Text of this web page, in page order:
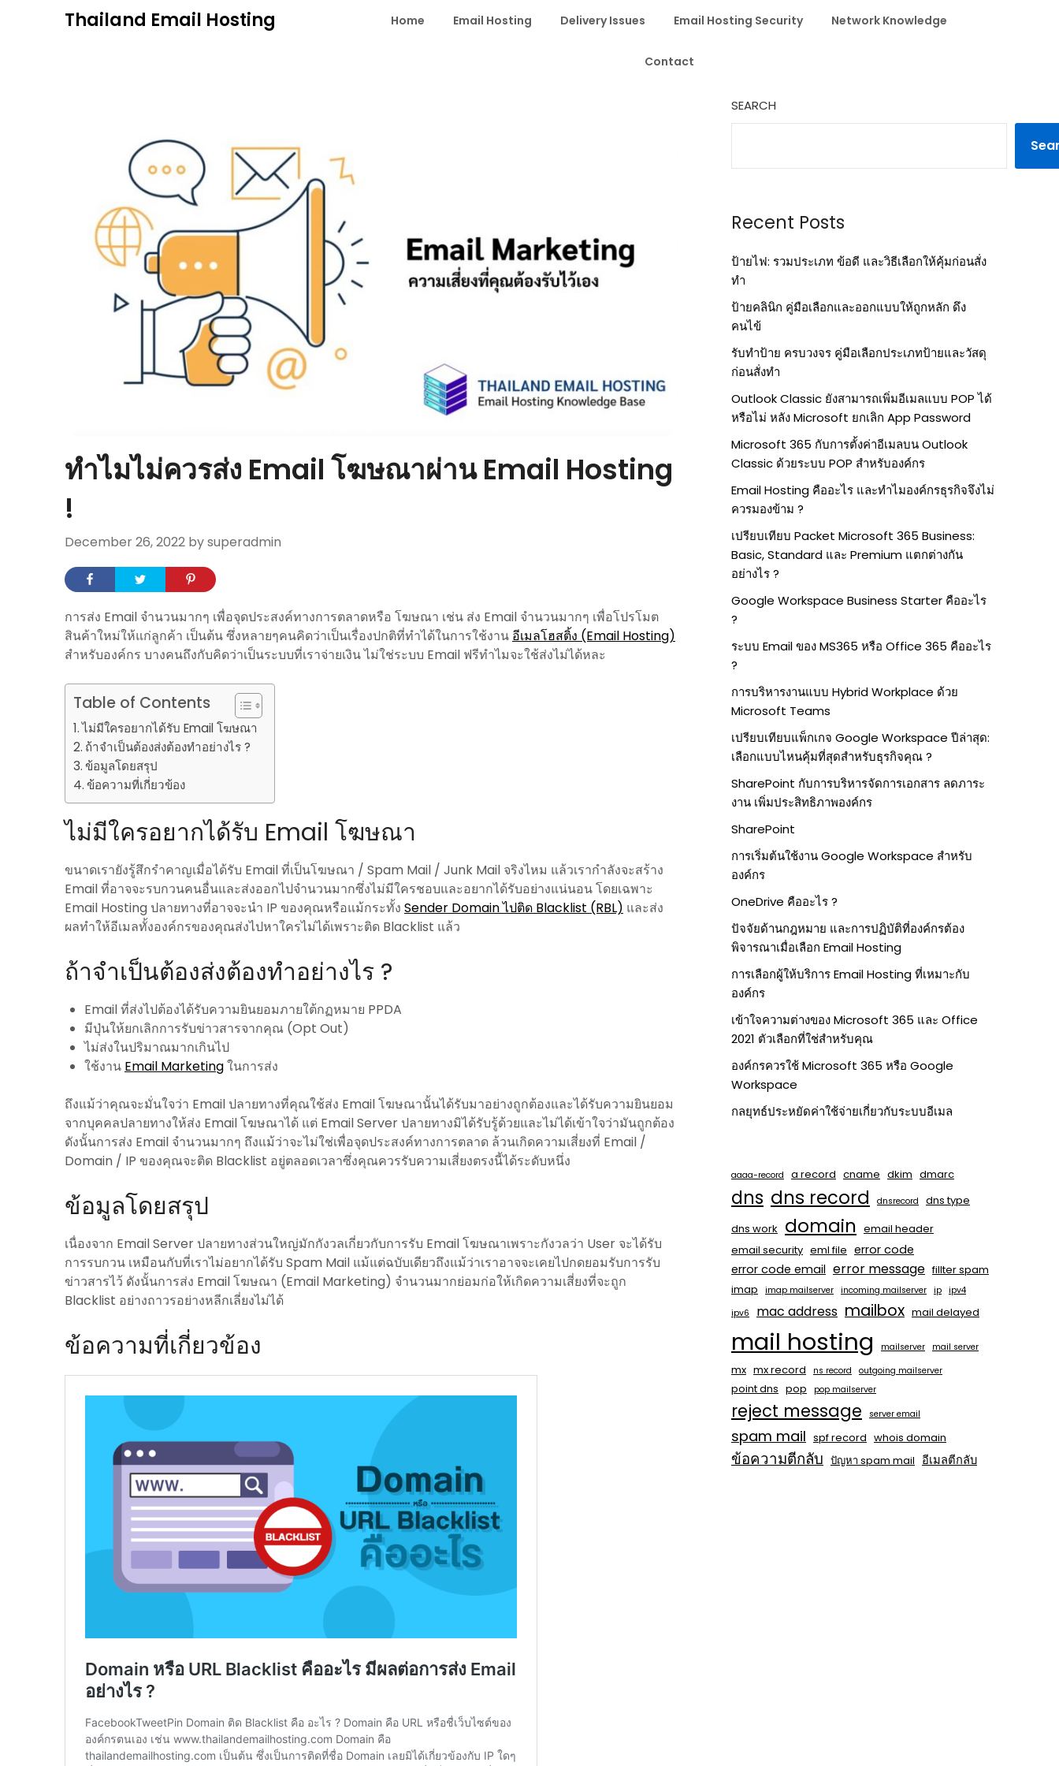
Thailand Email Hosting Home Email Hosting Delivery Issues Email Hosting Security Network Knowledge
Contact
ทำไมไม่ควรส่ง Email โฆษณาผ่าน Email Hosting
!
December 26, 2022 by superadmin
การส่ง Email จำนวนมากๆ เพื่อจุดประสงค์ทางการตลาดหรือ โฆษณา เช่น ส่ง Email จำนวนมากๆ เพื่อโปรโมต
สินค้าใหม่ให้แก่ลูกค้า เป็นต้น ซึ่งหลายๆคนคิดว่าเป็นเรื่องปกติที่ทำได้ในการใช้งาน อีเมลโฮสติ้ง (Email Hosting)
สำหรับองค์กร บางคนถึงกับคิดว่าเป็นระบบที่เราจ่ายเงิน ไม่ใช่ระบบ Email ฟรีทำไมจะใช้ส่งไม่ได้หละ
Table of Contents
ไม่มีใครอยากได้รับ Email โฆษณา
ถ้าจำเป็นต้องส่งต้องทำอย่างไร ?
ข้อมูลโดยสรุป
ข้อความที่เกี่ยวข้อง
ไม่มีใครอยากได้รับ Email โฆษณา
ขนาดเรายังรู้สึกรำคาญเมื่อได้รับ Email ที่เป็นโฆษณา / Spam Mail / Junk Mail จริงไหม แล้วเรากำลังจะสร้าง
Email ที่อาจจะรบกวนคนอื่นและส่งออกไปจำนวนมากซึ่งไม่มีใครชอบและอยากได้รับอย่างแน่นอน โดยเฉพาะ
Email Hosting ปลายทางที่อาจจะนำ IP ของคุณหรือแม้กระทั้ง Sender Domain ไปติด Blacklist (RBL) และส่ง
ผลทำให้อีเมลทั้งองค์กรของคุณส่งไปหาใครไม่ได้เพราะติด Blacklist แล้ว
ถ้าจำเป็นต้องส่งต้องทำอย่างไร ?
Email ที่ส่งไปต้องได้รับความยินยอมภายใต้กฏหมาย PPDA
มีปุ่นให้ยกเลิกการรับข่าวสารจากคุณ (Opt Out)
ไม่ส่งในปริมาณมากเกินไป
ใช้งาน Email Marketingในการส่ง
ถึงแม้ว่าคุณจะมั่นใจว่า Email ปลายทางที่คุณใช้ส่ง Email โฆษณานั้นได้รับมาอย่างถูกต้องและได้รับความยินยอม
จากบุคคลปลายทางให้ส่ง Email โฆษณาได้ แต่ Email Server ปลายทางมิได้รับรู้ด้วยและไม่ได้เข้าใจว่ามันถูกต้อง
ดังนั้นการส่ง Email จำนวนมากๆ ถึงแม้ว่าจะไม่ใช่เพื่อจุดประสงค์ทางการตลาด ล้วนเกิดความเสี่ยงที่ Email /
Domain / IP ของคุณจะติด Blacklist อยู่ตลอดเวลาซึ่งคุณควรรับความเสี่ยงตรงนี้ได้ระดับหนึ่ง
ข้อมูลโดยสรุป
เนื่องจาก Email Server ปลายทางส่วนใหญ่มักกังวลเกี่ยวกับการรับ Email โฆษณาเพราะกังวลว่า User จะได้รับ
การรบกวน เหมือนกับที่เราไม่อยากได้รับ Spam Mail แม้แต่ฉบับเดียวถึงแม้ว่าเราอาจจะเคยไปกดยอมรับการรับ
ข่าวสารไว้ ดังนั้นการส่ง Email โฆษณา (Email Marketing) จำนวนมากย่อมก่อให้เกิดความเสี่ยงที่จะถูก
Blacklist อย่างถาวรอย่างหลีกเลี่ยงไม่ได้
ข้อความที่เกี่ยวข้อง
SEARCH
Recent Posts
ป้ายไฟ: รวมประเภท ข้อดี และวิธีเลือกให้คุ้มก่อนสั่ง
ทำ
ป้ายคลินิก คู่มือเลือกและออกแบบให้ถูกหลัก ดึง
คนไข้
รับทำป้าย ครบวงจร คู่มือเลือกประเภทป้ายและวัสดุ
ก่อนสั่งทำ
Outlook Classic ยังสามารถเพิ่มอีเมลแบบ POP ได้
หรือไม่ หลัง Microsoft ยกเลิก App Password
Microsoft 365 กับการตั้งค่าอีเมลบน Outlook
Classic ด้วยระบบ POP สำหรับองค์กร
Email Hosting คืออะไร และทำไมองค์กรธุรกิจจึงไม่
ควรมองข้าม ?
เปรียบเทียบ Packet Microsoft 365 Business:
Basic, Standard และ Premium แตกต่างกัน
อย่างไร ?
Google Workspace Business Starter คืออะไร
?
ระบบ Email ของ MS365 หรือ Office 365 คืออะไร
?
การบริหารงานแบบ Hybrid Workplace ด้วย
Microsoft Teams
เปรียบเทียบแพ็กเกจ Google Workspace ปีล่าสุด:
เลือกแบบไหนคุ้มที่สุดสำหรับธุรกิจคุณ ?
SharePoint กับการบริหารจัดการเอกสาร ลดภาระ
งาน เพิ่มประสิทธิภาพองค์กร
SharePoint
การเริ่มต้นใช้งาน Google Workspace สำหรับ
องค์กร
OneDrive คืออะไร ?
ปัจจัยด้านกฎหมาย และการปฏิบัติที่องค์กรต้อง
พิจารณาเมื่อเลือก Email Hosting
การเลือกผู้ให้บริการ Email Hosting ที่เหมาะกับ
องค์กร
เข้าใจความต่างของ Microsoft 365 และ Office
2021 ตัวเลือกที่ใช่สำหรับคุณ
องค์กรควรใช้ Microsoft 365 หรือ Google
Workspace
กลยุทธ์ประหยัดค่าใช้จ่ายเกี่ยวกับระบบอีเมล
aaaa-record a record cname dkim dmarc
dns dns record dnsrecord
dns type
dns work domain email header
email security eml file error code
error code email error message fillter spam
imap
imap mailserver incoming mailserver ip
ipv4
ipv6
mac address mailbox mail delayed
mail hosting mailserver mail server
mx mx record ns record outgoing mailserver
point dns pop pop mailserver
reject message server email
spam mail spf record whois domain
ข้อความตีกลับ ปัญหา spam mail อีเมลตีกลับ